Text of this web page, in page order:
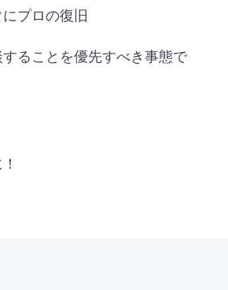
プロの復旧
することを優先すべき事態で